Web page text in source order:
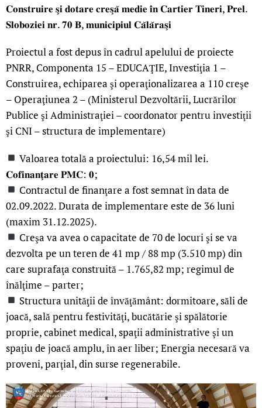
𝐂𝐨𝐧𝐬𝐭𝐫𝐮𝐢𝐫𝐞 𝐬̧𝐢 𝐝𝐨𝐭𝐚𝐫𝐞 𝐜𝐫𝐞𝐬̧𝐚̆ 𝐦𝐞𝐝𝐢𝐞 𝐢̂𝐧 𝐂𝐚𝐫𝐭𝐢𝐞𝐫 𝐓𝐢𝐧𝐞𝐫𝐢, 𝐏𝐫𝐞𝐥.
𝐒𝐥𝐨𝐛𝐨𝐳𝐢𝐞𝐢 𝐧𝐫. 𝟕𝟎 𝐁, 𝐦𝐮𝐧𝐢𝐜𝐢𝐩𝐢𝐮𝐥 𝐂𝐚̆𝐥𝐚̆𝐫𝐚𝐬̧𝐢
Proiectul a fost depus în cadrul apelului de proiecte
PNRR, Componenta 15 – EDUCAŢIE, Investiţia 1 –
Construirea, echiparea şi operaţionalizarea a 110 creşe
– Operaţiunea 2 – (Ministerul Dezvoltării, Lucrărilor
Publice şi Administraţiei – coordonator pentru investiţii
şi CNI – structura de implementare)
Valoarea totală a proiectului: 16,54 mil lei.
𝐂𝐨𝐟𝐢𝐧𝐚𝐧𝐭̧𝐚𝐫𝐞 𝐏𝐌𝐂: 𝟎;
Contractul de finanţare a fost semnat în data de
02.09.2022. Durata de implementare este de 36 luni
(maxim 31.12.2025).
Creşa va avea o capacitate de 70 de locuri şi se va
dezvolta pe un teren de 41 mp / 88 mp (3.510 mp) din
care suprafaţa construită – 1.765,82 mp; regimul de
înălţime – parter;
Structura unităţii de învăţământ: dormitoare, săli de
joacă, sală pentru festivităţi, bucătărie şi spălătorie
proprie, cabinet medical, spaţii administrative şi un
spaţiu de joacă amplu, în aer liber; Energia necesară va
proveni, parţial, din surse regenerabile.